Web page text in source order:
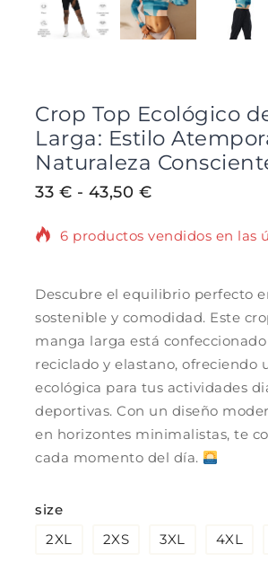
Crop Top Ecológico
Larga: Estilo
Naturaleza
33 € - 43,50 €
6 productos vendidos en las
en su carrito.
Descubre el equilibrio perfecto
sostenible y comodidad. Este
manga larga está
reciclado y elastano, ofreciendo
ecológica para tus actividades
deportivas. Con un diseño
en horizontes minimalistas, te
cada momento del día.
size
2XL
2XS 3XL 4XL